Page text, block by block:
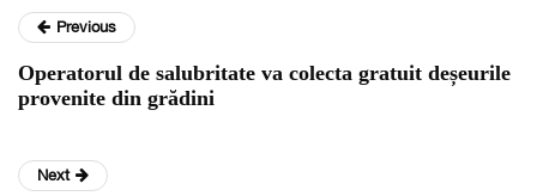
Previous
Operatorul de salubritate va colecta gratuit deșeurile
provenite din grădini
Next